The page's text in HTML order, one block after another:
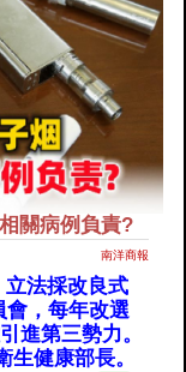
關病例負責?
南洋商報
法採改良式
會，每年改選
進第三勢力。
健康部長。